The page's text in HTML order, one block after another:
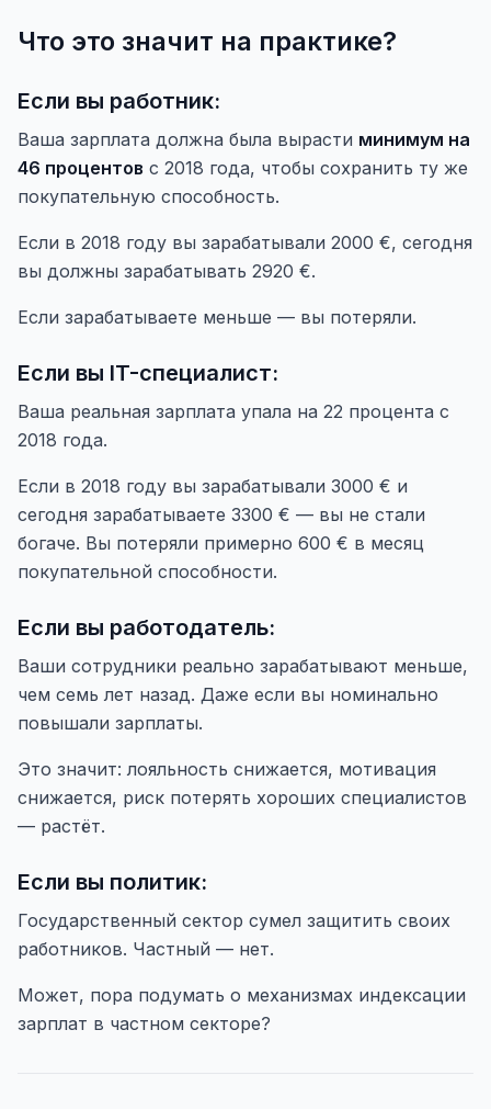
Что это значит на практике?
Если вы работник:
Ваша зарплата должна была вырасти минимум на
46 процентов с 2018 года, чтобы сохранить ту же
покупательную способность.
Если в 2018 году вы зарабатывали 2000 €, сегодня
вы должны зарабатывать 2920 €.
Если зарабатываете меньше — вы потеряли.
Если вы IT-специалист:
Ваша реальная зарплата упала на 22 процента с
2018 года.
Если в 2018 году вы зарабатывали 3000 € и
сегодня зарабатываете 3300 € — вы не стали
богаче. Вы потеряли примерно 600 € в месяц
покупательной способности.
Если вы работодатель:
Ваши сотрудники реально зарабатывают меньше,
чем семь лет назад. Даже если вы номинально
повышали зарплаты.
Это значит: лояльность снижается, мотивация
снижается, риск потерять хороших специалистов
— растёт.
Если вы политик:
Государственный сектор сумел защитить своих
работников. Частный — нет.
Может, пора подумать о механизмах индексации
зарплат в частном секторе?